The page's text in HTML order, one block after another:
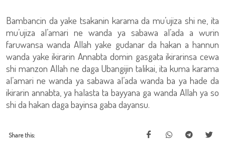
Bambancin da yake tsakanin karama da mu’ujiza shi ne, ita
mu’ujiza al’amari ne wanda ya sabawa al’ada a wurin
faruwansa wanda Allah yake gudanar da hakan a hannun
wanda yake ikirarin Annabta domin gasgata ikirarinsa cewa
shi manzon Allah ne daga Ubangijin talikai, ita kuma karama
al’amari ne wanda ya sabawa al’ada wanda ba ya hade da
ikirarin annabta, ya halasta ta bayyana ga wanda Allah ya so
shi da hakan daga bayinsa gaba dayansu.
Share this: